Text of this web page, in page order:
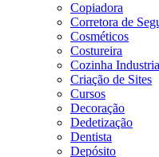
Copiadora
Corretora de
Cosméticos
Costureira
Cozinha
Criação de Sites
Cursos
Decoração
Dedetização
Dentista
Depósito